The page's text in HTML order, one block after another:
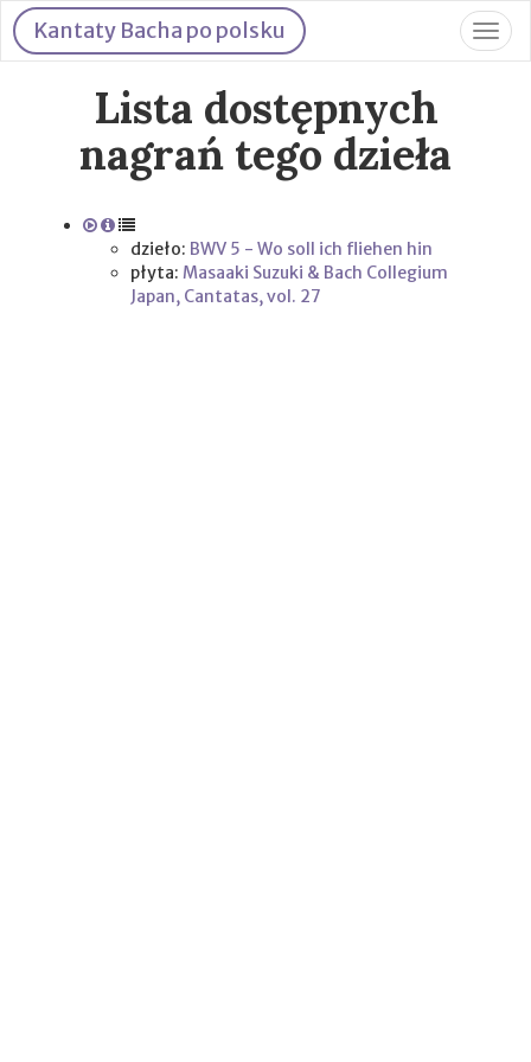
Kantaty Bacha po polsku
Lista dostępnych
nagrań tego dzieła
dzieło: BWV 5 - Wo soll ich fliehen hin
płyta: Masaaki Suzuki & Bach Collegium
Japan, Cantatas, vol. 27